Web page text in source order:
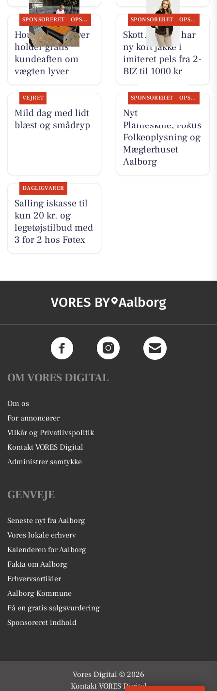
SPONSORERET OPSLAGSTAVLEN
Houen Life Power
holder gratis
kundeaften om
vægten lyver
SPONSORERET OPSLAGSTAVLEN
Skott Aalborg har
ny kort jakke i
imiteret pels fra 2-
BIZ til 1000 kr
VEJRET
Mild dag med lidt
blæst og smådryp
SPONSORERET OPSLAGSTAVLEN
Nyt fra Gug
Planteskole, Fokus
Folkeoplysning og
Mæglerhuset
Aalborg
DAGLIGVARER
Salling iskasse til
kun 20 kr. og
legetøjstilbud med
3 for 2 hos Føtex
VORES BY Aalborg
OM VORES DIGITAL
Om os
For annoncører
Vilkår og Privatlivspolitik
Kontakt VORES Digital
Administrer samtykke
GENVEJE
Seneste nyt fra Aalborg
Vores lokale erhverv
Kalenderen for Aalborg
Fakta om Aalborg
Erhvervsartikler
Aalborg Kommune
Få en gratis salgsvurdering
Sponsoreret indhold
Vores Digital © 2026
Kontakt VORES Digital